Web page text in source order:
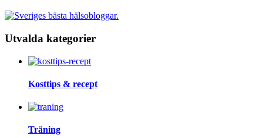
Utvalda kategorier
Kosttips & recept
Träning